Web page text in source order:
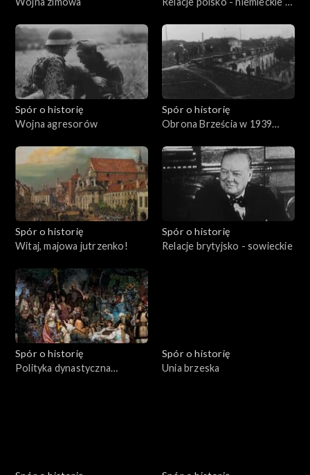
Spór o historię
Wojna agresorów
Spór o historię
Obrona Brześcia w 1939
Spór o historię
Witaj, majowa jutrzenko!
Spór o historię
Relacje brytyjsko - sowieckie
Spór o historię
Polityka dynastyczna
Spór o historię
Unia brzeska